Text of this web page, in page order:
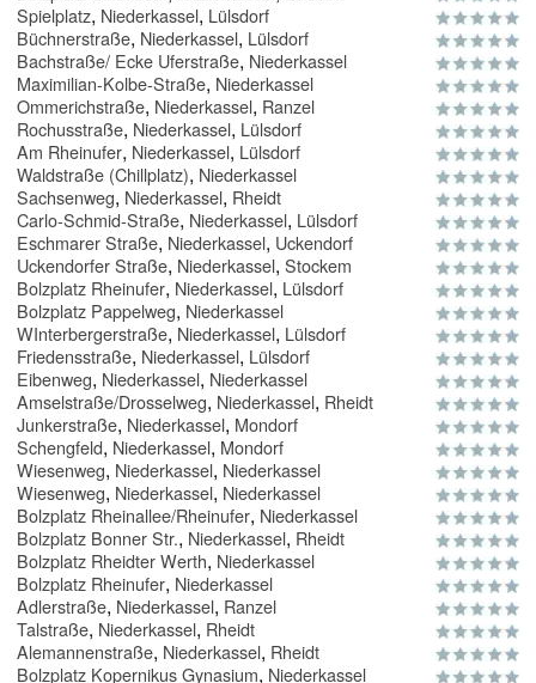
Spielplatz, Niederkassel, Lülsdorf
Büchnerstraße, Niederkassel, Lülsdorf
Bachstraße/ Ecke Uferstraße, Niederkassel
Maximilian-Kolbe-Straße, Niederkassel
Ommerichstraße, Niederkassel, Ranzel
Rochusstraße, Niederkassel, Lülsdorf
Am Rheinufer, Niederkassel, Lülsdorf
Waldstraße (Chillplatz), Niederkassel
Sachsenweg, Niederkassel, Rheidt
Carlo-Schmid-Straße, Niederkassel, Lülsdorf
Eschmarer Straße, Niederkassel, Uckendorf
Uckendorfer Straße, Niederkassel, Stockem
Bolzplatz Rheinufer, Niederkassel, Lülsdorf
Bolzplatz Pappelweg, Niederkassel
WInterbergerstraße, Niederkassel, Lülsdorf
Friedensstraße, Niederkassel, Lülsdorf
Eibenweg, Niederkassel, Niederkassel
Amselstraße/Drosselweg, Niederkassel, Rheidt
Junkerstraße, Niederkassel, Mondorf
Schengfeld, Niederkassel, Mondorf
Wiesenweg, Niederkassel, Niederkassel
Wiesenweg, Niederkassel, Niederkassel
Bolzplatz Rheinallee/Rheinufer, Niederkassel
Bolzplatz Bonner Str., Niederkassel, Rheidt
Bolzplatz Rheidter Werth, Niederkassel
Bolzplatz Rheinufer, Niederkassel
Adlerstraße, Niederkassel, Ranzel
Talstraße, Niederkassel, Rheidt
Alemannenstraße, Niederkassel, Rheidt
Bolzplatz Kopernikus Gynasium, Niederkassel